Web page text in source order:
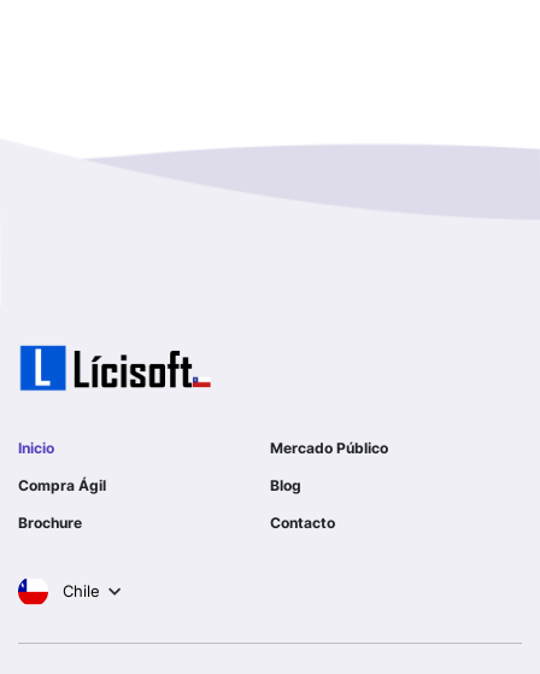
GOBERNACION PROVINCIAL DE TALCA
I MUNICIPALIDAD DE GORBEA
I MUNICIPALIDAD DE NINHUE
HOSPITAL REG RANCAGUA
Region Del Biobio
Tarapaca
Inicio Mercado Público
Compra Ágil Blog
Brochure Contacto
Chile